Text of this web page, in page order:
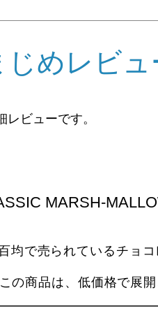
じめレビュ
ビューです。
MARSH-
均で売られているチョコ
の商品は、低価格で展